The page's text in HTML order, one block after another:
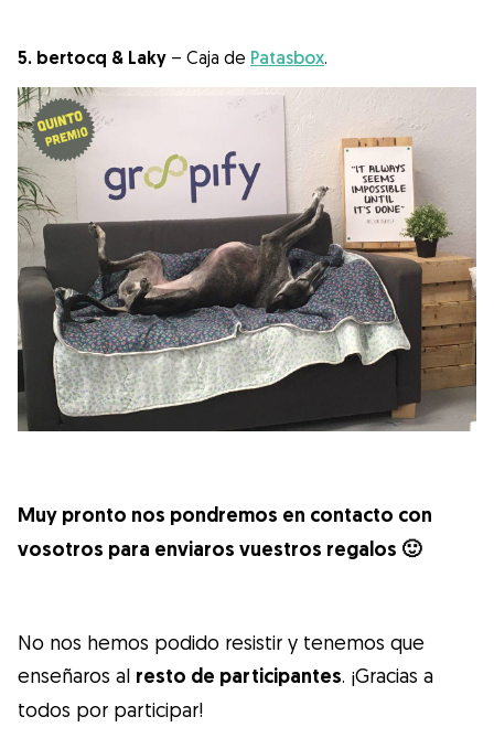
5. bertocq & Laky – Caja de Patasbox.
Muy pronto nos pondremos en contacto con
vosotros para enviaros vuestros regalos 🙂
No nos hemos podido resistir y tenemos que
enseñaros al resto de participantes. ¡Gracias a
todos por participar!